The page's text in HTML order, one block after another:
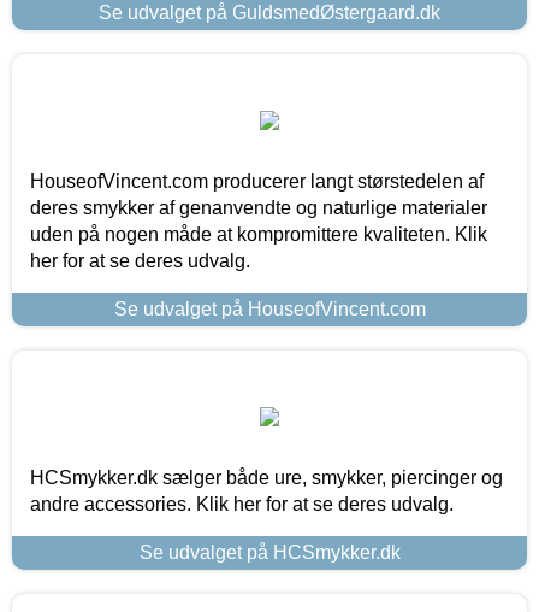
Se udvalget på GuldsmedØstergaard.dk
HouseofVincent.com producerer langt størstedelen af
deres smykker af genanvendte og naturlige materialer
uden på nogen måde at kompromittere kvaliteten. Klik
her for at se deres udvalg.
Se udvalget på HouseofVincent.com
HCSmykker.dk sælger både ure, smykker, piercinger og
andre accessories. Klik her for at se deres udvalg.
Se udvalget på HCSmykker.dk